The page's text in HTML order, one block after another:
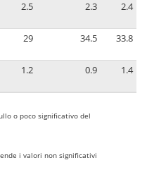
2.5 2.3 2.4
29 34.5 33.8
1.2 0.9 1.4
o poco significativo del
i valori non significativi